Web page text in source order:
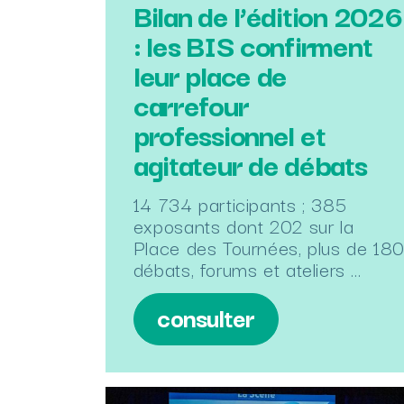
Bilan de l’édition 2026
: les BIS confirment
leur place de
carrefour
professionnel et
agitateur de débats
14 734 participants ; 385
exposants dont 202 sur la
Place des Tournées, plus de 180
débats, forums et ateliers …
consulter